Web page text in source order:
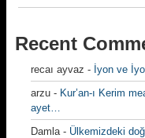
Recent
recaı ayvaz - İyon ve
arzu - Kur’an-ı Kerim
ayet…
Damla- Ülkemizdeki